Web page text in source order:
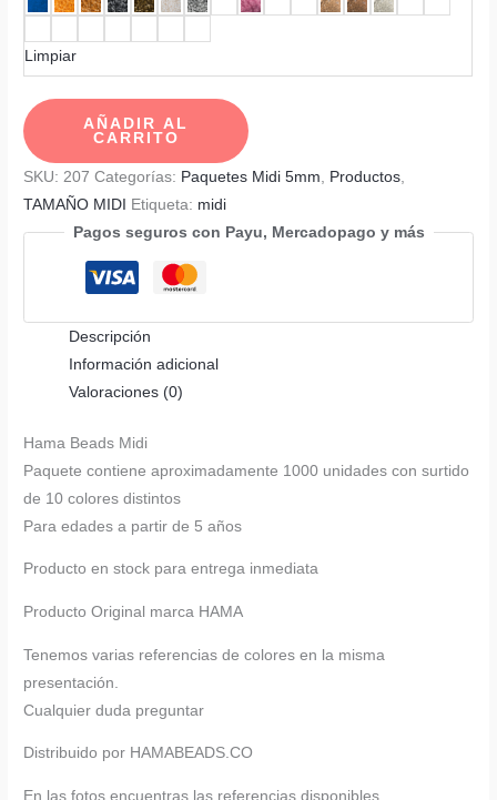
Limpiar
Paquetes
Midi
5mm
por
AÑADIR AL
CARRITO
SKU:207 Categorías: Paquetes Midi 5mm, Productos,
TAMAÑO MIDI
Etiqueta: midi
Pagos seguros con Payu, Mercadopago y más
Descripción
Información adicional
Valoraciones (0)
Hama Beads Midi
Paquete contiene aproximadamente 1000 unidades con surtido
de 10 colores distintos
Para edades a partir de 5 años
Producto en stock para entrega inmediata
Producto Original marca HAMA
Tenemos varias referencias de colores en la misma
presentación.
Cualquier duda preguntar
Distribuido por HAMABEADS.CO
En las fotos encuentras las referencias disponibles